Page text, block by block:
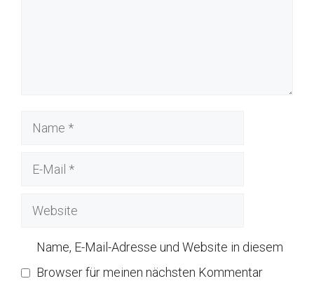
Name
Website
Name, E-Mail-Adresse und Website in diesem
Browser für meinen nächsten Kommentar